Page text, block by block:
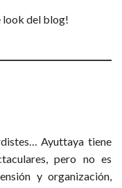
look del blog!
Ayuttaya tiene
pero no es
y organización,